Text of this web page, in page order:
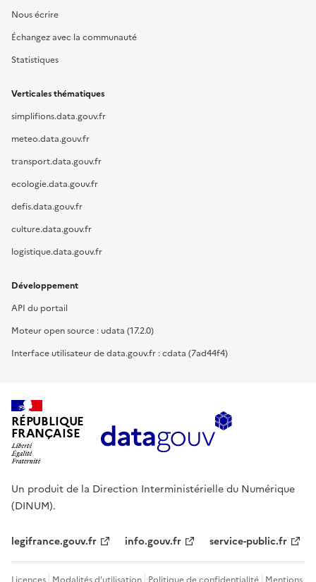
Nous écrire
Échangez avec la communauté
Statistiques
Verticales thématiques
simplifions.data.gouv.fr
meteo.data.gouv.fr
transport.data.gouv.fr
ecologie.data.gouv.fr
defis.data.gouv.fr
culture.data.gouv.fr
logistique.data.gouv.fr
Développement
API du portail
Moteur open source : udata (17.2.0)
Interface utilisateur de data.gouv.fr : cdata (7ad44f4)
RÉPUBLIQUE
FRANÇAISE
Un produit de la Direction Interministérielle du Numérique
(DINUM).
legifrance.gouv.fr info.gouv.fr service-public.fr